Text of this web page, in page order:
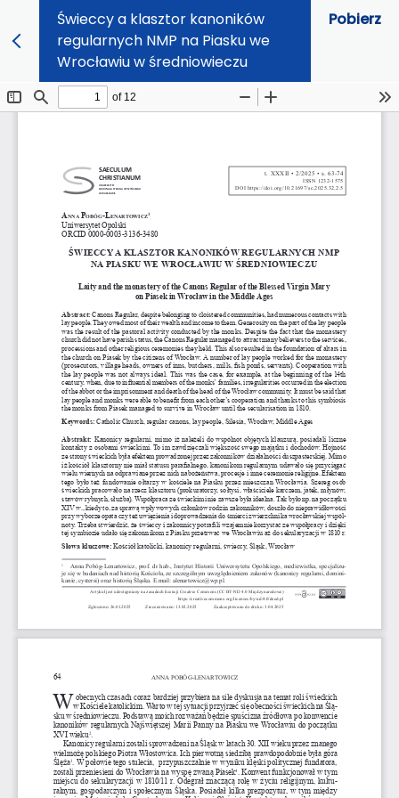
Świeccy a klasztor kanoników
regularnych NMP na Piasku we
Wrocławiu w średniowieczu
Pobierz